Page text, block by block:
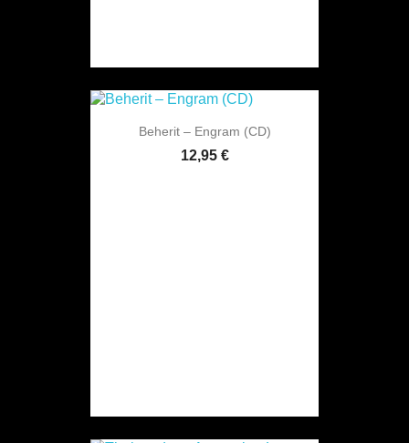
Beherit – Engram (CD)
12,95 €